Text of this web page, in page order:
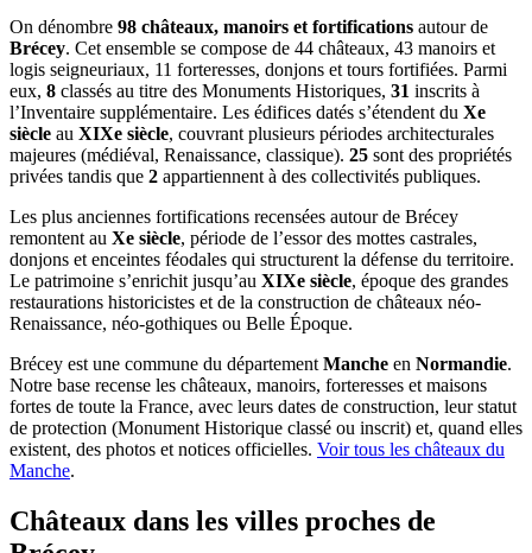
On dénombre 98 châteaux, manoirs et fortifications autour de
Brécey. Cet ensemble se compose de 44 châteaux, 43 manoirs et
logis seigneuriaux, 11 forteresses, donjons et tours fortifiées. Parmi
eux, 8 classés au titre des Monuments Historiques, 31 inscrits à
l’Inventaire supplémentaire. Les édifices datés s’étendent du Xe
siècle au XIXe siècle, couvrant plusieurs périodes architecturales
majeures (médiéval, Renaissance, classique). 25 sont des propriétés
privées tandis que 2 appartiennent à des collectivités publiques.
Les plus anciennes fortifications recensées autour de Brécey
remontent au Xe siècle, période de l’essor des mottes castrales,
donjons et enceintes féodales qui structurent la défense du territoire.
Le patrimoine s’enrichit jusqu’au XIXe siècle, époque des grandes
restaurations historicistes et de la construction de châteaux néo-
Renaissance, néo-gothiques ou Belle Époque.
Brécey est une commune du départementManche en Normandie.
Notre base recense les châteaux, manoirs, forteresses et maisons
fortes de toute la France, avec leurs dates de construction, leur statut
de protection (Monument Historique classé ou inscrit) et, quand elles
existent, des photos et notices officielles. Voir tous les châteaux du
Manche.
Châteaux dans les villes proches de